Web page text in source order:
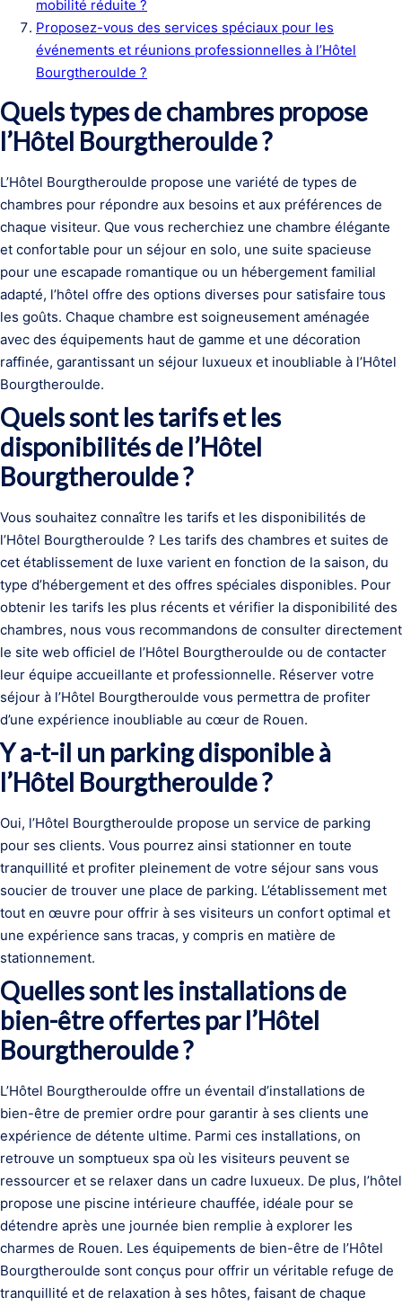
mobilité réduite ?
Proposez-vous des services spéciaux pour les
événements et réunions professionnelles à l’Hôtel
Bourgtheroulde ?
Quels types de chambres propose
l’Hôtel Bourgtheroulde ?
L’Hôtel Bourgtheroulde propose une variété de types de
chambres pour répondre aux besoins et aux préférences de
chaque visiteur. Que vous recherchiez une chambre élégante
et confortable pour un séjour en solo, une suite spacieuse
pour une escapade romantique ou un hébergement familial
adapté, l’hôtel offre des options diverses pour satisfaire tous
les goûts. Chaque chambre est soigneusement aménagée
avec des équipements haut de gamme et une décoration
raffinée, garantissant un séjour luxueux et inoubliable à l’Hôtel
Bourgtheroulde.
Quels sont les tarifs et les
disponibilités de l’Hôtel
Bourgtheroulde ?
Vous souhaitez connaître les tarifs et les disponibilités de
l’Hôtel Bourgtheroulde ? Les tarifs des chambres et suites de
cet établissement de luxe varient en fonction de la saison, du
type d’hébergement et des offres spéciales disponibles. Pour
obtenir les tarifs les plus récents et vérifier la disponibilité des
chambres, nous vous recommandons de consulter directement
le site web officiel de l’Hôtel Bourgtheroulde ou de contacter
leur équipe accueillante et professionnelle. Réserver votre
séjour à l’Hôtel Bourgtheroulde vous permettra de profiter
d’une expérience inoubliable au cœur de Rouen.
Y a-t-il un parking disponible à
l’Hôtel Bourgtheroulde ?
Oui, l’Hôtel Bourgtheroulde propose un service de parking
pour ses clients. Vous pourrez ainsi stationner en toute
tranquillité et profiter pleinement de votre séjour sans vous
soucier de trouver une place de parking. L’établissement met
tout en œuvre pour offrir à ses visiteurs un confort optimal et
une expérience sans tracas, y compris en matière de
stationnement.
Quelles sont les installations de
bien-être offertes par l’Hôtel
Bourgtheroulde ?
L’Hôtel Bourgtheroulde offre un éventail d’installations de
bien-être de premier ordre pour garantir à ses clients une
expérience de détente ultime. Parmi ces installations, on
retrouve un somptueux spa où les visiteurs peuvent se
ressourcer et se relaxer dans un cadre luxueux. De plus, l’hôtel
propose une piscine intérieure chauffée, idéale pour se
détendre après une journée bien remplie à explorer les
charmes de Rouen. Les équipements de bien-être de l’Hôtel
Bourgtheroulde sont conçus pour offrir un véritable refuge de
tranquillité et de relaxation à ses hôtes, faisant de chaque